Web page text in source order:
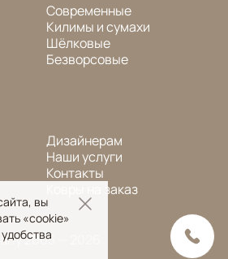
Современные
Килимы и сумахи
Шёлковые
Безворсовые
Дизайнерам
Наши услуги
Контакты
Ковры на заказ
2005 — 2026
вы
«cookie»